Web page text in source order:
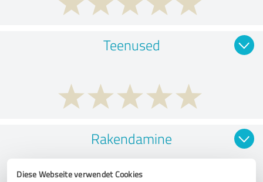
Diese Webseite verwendet Cookies
Teenused
Rakendamine